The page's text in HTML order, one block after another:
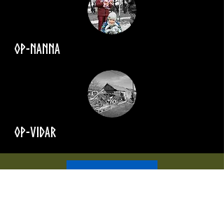
Op-nanna
Op-vidar